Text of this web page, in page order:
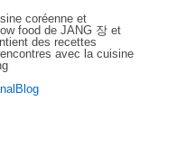
coréenne et
food de JANG 장 et
des recettes
avec la cuisine